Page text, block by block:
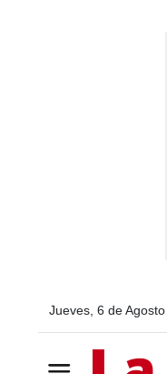
Jueves, 6 de Agosto